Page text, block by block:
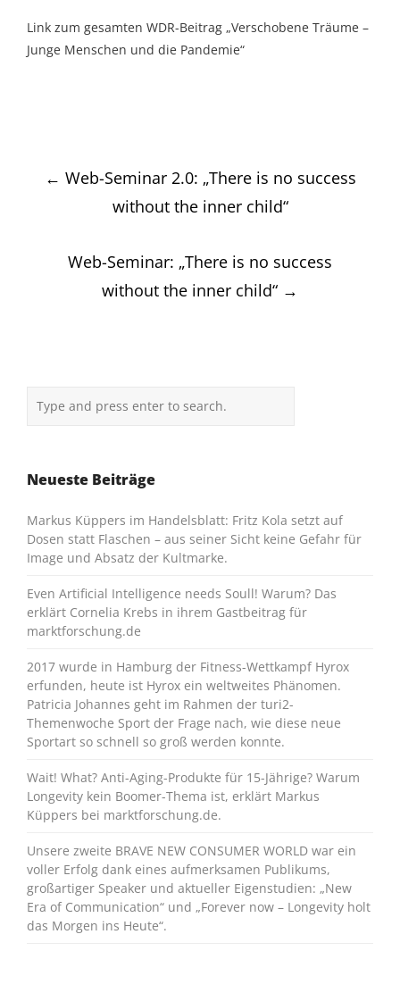
Link zum gesamten WDR-Beitrag „Verschobene Träume –
Junge Menschen und die Pandemie“
Post
navigation
← Web-Seminar 2.0: „There is no success
without the inner child“
Web-Seminar: „There is no success
without the inner child“ →
Neueste Beiträge
Markus Küppers im Handelsblatt: Fritz Kola setzt auf
Dosen statt Flaschen – aus seiner Sicht keine Gefahr für
Image und Absatz der Kultmarke.
Even Artificial Intelligence needs Soull! Warum? Das
erklärt Cornelia Krebs in ihrem Gastbeitrag für
marktforschung.de
2017 wurde in Hamburg der Fitness-Wettkampf Hyrox
erfunden, heute ist Hyrox ein weltweites Phänomen.
Patricia Johannes geht im Rahmen der turi2-
Themenwoche Sport der Frage nach, wie diese neue
Sportart so schnell so groß werden konnte.
Wait! What? Anti-Aging-Produkte für 15-Jährige? Warum
Longevity kein Boomer-Thema ist, erklärt Markus
Küppers bei marktforschung.de.
Unsere zweite BRAVE NEW CONSUMER WORLD war ein
voller Erfolg dank eines aufmerksamen Publikums,
großartiger Speaker und aktueller Eigenstudien: „New
Era of Communication“ und „Forever now – Longevity holt
das Morgen ins Heute“.